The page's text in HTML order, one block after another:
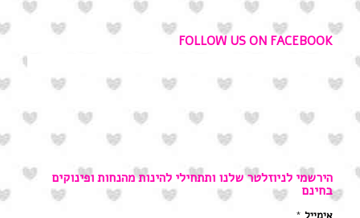
FOLLOW US ON FACEBOOK
הירשמי לניוזלטר שלנו ותתחילי להינות מהנחות ופינוקים
בחינם